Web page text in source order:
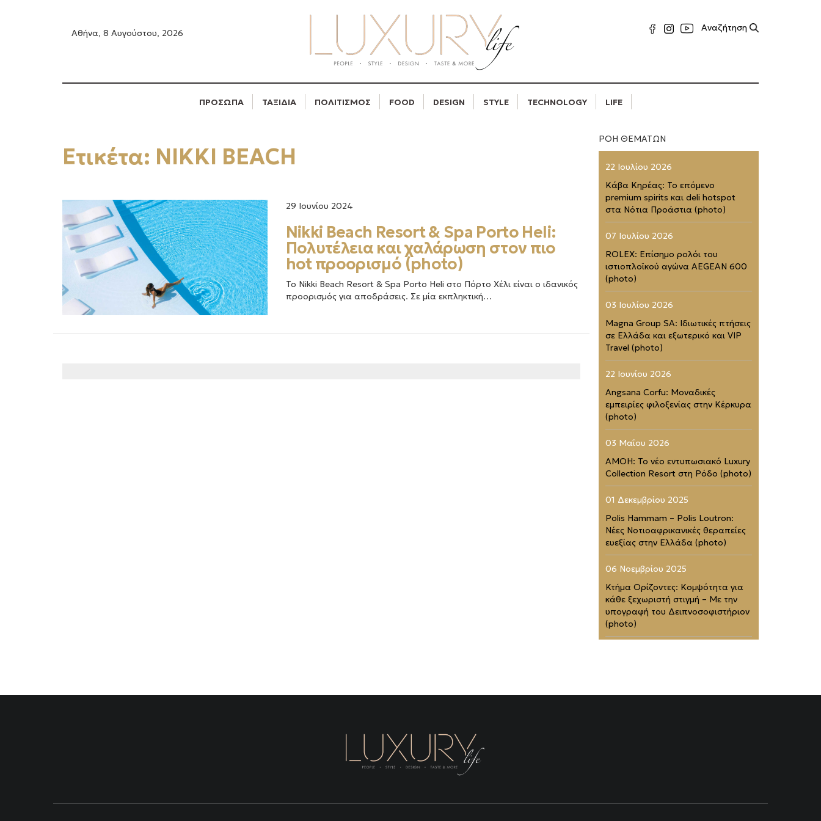
Αθήνα, 8 Αυγούστου, 2026
ΠΡΟΣΩΠΑ ΤΑΞΙΔΙΑ ΠΟΛΙΤΙΣΜΟΣ FOOD DESIGN STYLE TECHNOLOGY LIFE
Ετικέτα: NIKKI BEACH
29 Ιουνίου 2024
Nikki Beach Resort & Spa Porto Heli:
Πολυτέλεια και χαλάρωση στον πιο
hot προορισμό (photo)
Το Nikki Beach Resort & Spa Porto Heli στο Πόρτο Χέλι είναι ο ιδανικός
προορισμός για αποδράσεις. Σε μία εκπληκτική…
ΡΟΗ ΘΕΜΑΤΩΝ
22 Ιουλίου 2026
Κάβα Κηρέας: Το επόμενο
premium spirits και deli hotspot
στα Νότια Προάστια (photo)
07 Ιουλίου 2026
ROLEX: Επίσημο ρολόι του
ιστιοπλοϊκού αγώνα AEGEAN 600
(photo)
03 Ιουλίου 2026
Magna Group SA: Ιδιωτικές πτήσεις
σε Ελλάδα και εξωτερικό και VIP
Travel (photo)
22 Ιουνίου 2026
Angsana Corfu: Μοναδικές
εμπειρίες φιλοξενίας στην Κέρκυρα
(photo)
03 Μαΐου 2026
AMOH: Το νέο εντυπωσιακό Luxury
Collection Resort στη Ρόδο (photo)
01 Δεκεμβρίου 2025
Polis Hammam – Polis Loutron:
Νέες Νοτιοαφρικανικές θεραπείες
ευεξίας στην Ελλάδα (photo)
06 Νοεμβρίου 2025
Κτήμα Ορίζοντες: Κομψότητα για
κάθε ξεχωριστή στιγμή – Με την
υπογραφή του Δειπνοσοφιστήριον
(photo)
πιο εντυπωσιακά rooftops της